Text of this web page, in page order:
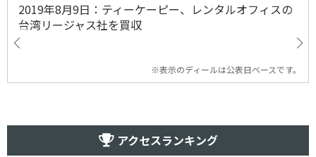
2019年8月9日：ティーケーピー、レンタルオフィスの
台湾リージャス社を買収
※表示のディールは公表日ベースです。
アクセスランキング